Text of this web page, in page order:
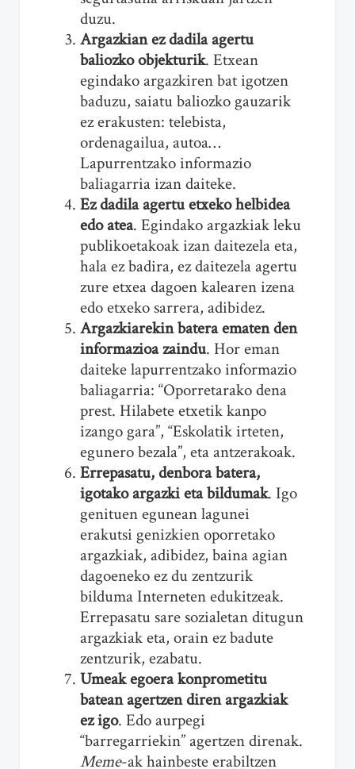
duzu.
Argazkian ez dadila agertu
baliozko objekturik. Etxean
egindako argazkiren bat igotzen
baduzu, saiatu baliozko gauzarik
ez erakusten: telebista,
ordenagailua, autoa…
Lapurrentzako informazio
baliagarria izan daiteke.
Ez dadila agertu etxeko helbidea
edo atea. Egindako argazkiak leku
publikoetakoak izan daitezela eta,
hala ez badira, ez daitezela agertu
zure etxea dagoen kalearen izena
edo etxeko sarrera, adibidez.
Argazkiarekin batera ematen den
informazioa zaindu. Hor eman
daiteke lapurrentzako informazio
baliagarria: “Oporretarako dena
prest. Hilabete etxetik kanpo
izango gara”, “Eskolatik irteten,
egunero bezala”, eta antzerakoak.
Errepasatu, denbora batera,
igotako argazki eta bildumak. Igo
genituen egunean lagunei
erakutsi genizkien oporretako
argazkiak, adibidez, baina agian
dagoeneko ez du zentzurik
bilduma Interneten edukitzeak.
Errepasatu sare sozialetan ditugun
argazkiak eta, orain ez badute
zentzurik, ezabatu.
Umeak egoera konprometitu
batean agertzen diren argazkiak
ez igo. Edo aurpegi
“barregarriekin” agertzen direnak.
Meme-ak hainbeste erabiltzen